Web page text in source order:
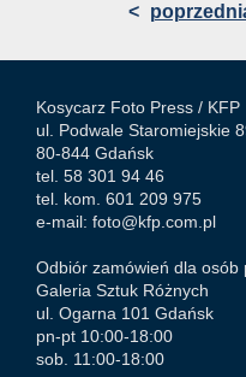
<
Kosycarz Foto Press / KFP
ul. Podwale Staromiejskie
80-844 Gdańsk
tel. 58 301 94 46
tel. kom. 601 209 975
e-mail: foto@kfp.com.pl
Odbiór zamówień dla osób
Galeria Sztuk Różnych
ul. Ogarna 101 Gdańsk
pn-pt 10:00-18:00
sob. 11:00-18:00